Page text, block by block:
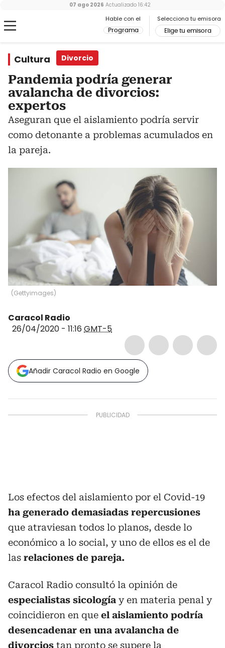
Hable con el
Programa
Selecciona tu emisora
Elige tu emisora
07 ago 2026 Actualizado 16:42
Cultura Divorcio
Pandemia podría generar
avalancha de divorcios:
expertos
Aseguran que el aislamiento podría servir
como detonante a problemas acumulados en
la pareja.
(Gettyimages)
Caracol Radio
26/04/2020 - 11:16 GMT-5
Añadir Caracol Radio en Google
Los efectos del aislamiento por el Covid-19
ha generado demasiadas repercusiones
que atraviesan todos lo planos, desde lo
económico a lo social, y uno de ellos es el de
las relaciones de pareja.
Caracol Radio consultó la opinión de
especialistas sicología y en materia penal y
coincidieron en que el aislamiento podría
desencadenar en una avalancha de
divorcios tan pronto se supere la